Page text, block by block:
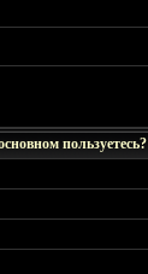
пользуетесь?